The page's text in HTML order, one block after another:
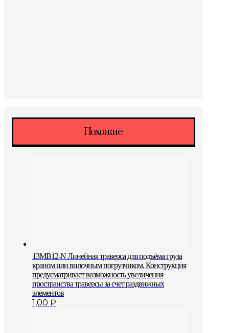
Похожие
13MB12-N Линейная траверса для подъёма груза
краном или вилочным погрузчиком. Конструкция
предусматривает возможность увеличения
пространства траверсы за счет раздвижных
элементов
1,00 ₽